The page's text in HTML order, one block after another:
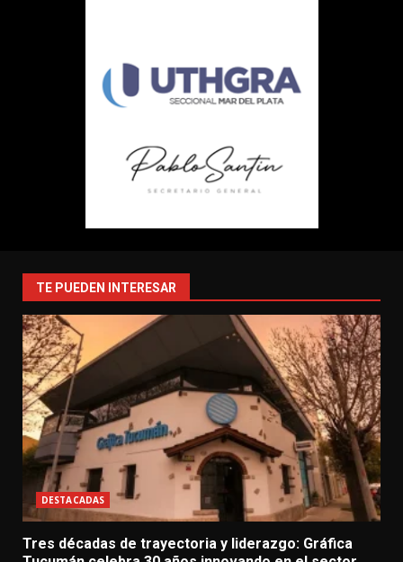
TE PUEDEN INTERESAR
DESTACADAS
Tres décadas de trayectoria y liderazgo: Gráfica